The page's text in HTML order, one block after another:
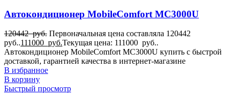
Автокондиционер MobileComfort MC3000U
120442руб. Первоначальная цена составляла 120442
руб..111000 руб.Текущая цена: 111000 руб..
Автокондиционер MobileComfort MC3000U купить с быстрой
доставкой, гарантией качества в интернет-магазине
В избранное
В корзину
Быстрый просмотр